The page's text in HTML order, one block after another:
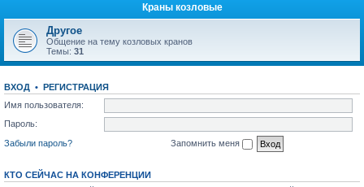
Краны козловые
Другое
Общение на тему козловых кранов
Темы: 31
ВХОД • РЕГИСТРАЦИЯ
Имя пользователя:
Пароль:
Забыли пароль?
Запомнить меня
КТО СЕЙЧАС НА КОНФЕРЕНЦИИ